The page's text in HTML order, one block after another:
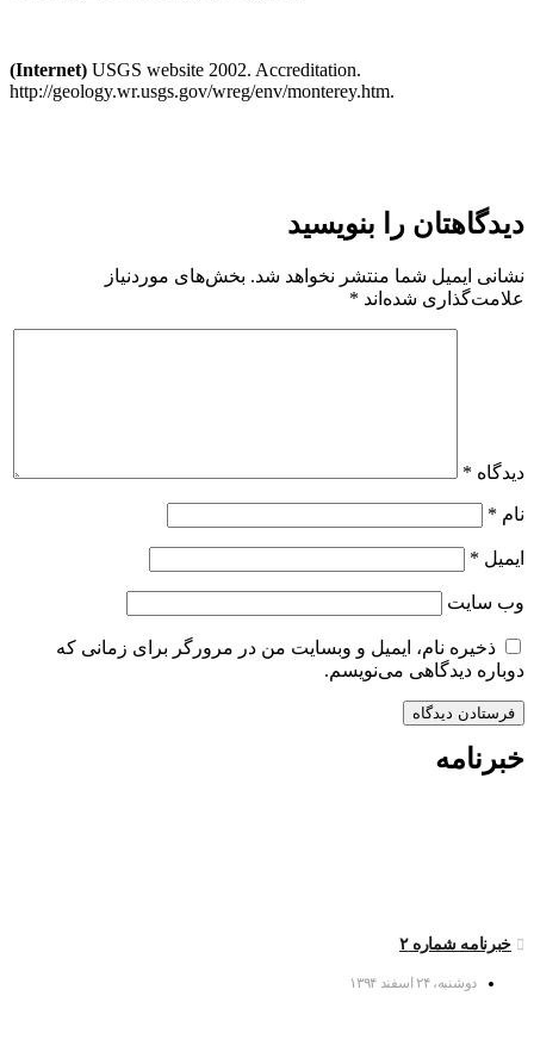
(Internet) USGS website 2002. Accreditation.
http://geology.wr.usgs.gov/wreg/env/monterey.htm.
دیدگاهتان را بنویسید
نشانی ایمیل شما منتشر نخواهد شد. بخش‌های موردنیاز
علامت‌گذاری شده‌اند *
دیدگاه *
نام *
ایمیل *
وب‌ سایت
ذخیره نام، ایمیل و وبسایت من در مرورگر برای زمانی که
دوباره دیدگاهی می‌نویسم.
خبرنامه
خبرنامه شماره ۲
دوشنبه، ۲۴ اسفند ۱۳۹۴